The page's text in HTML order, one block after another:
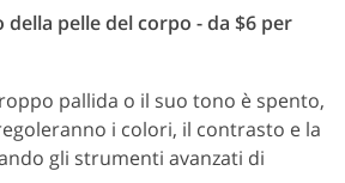
pelle del corpo - da $6 per
pallida o il suo tono è spento,
i colori, il contrasto e la
gli strumenti avanzati di